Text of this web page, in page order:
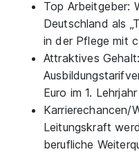
Top Arbeitgeber:
Deutschland als
in der Pflege mit
Attraktives
Euro im 1. Lehrjahr
Karrierechancen/
Leitungskraft
berufliche